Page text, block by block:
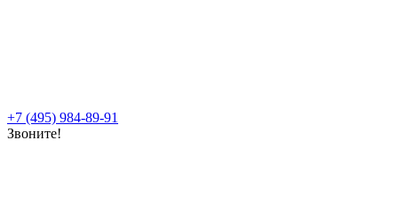
+7 (495) 984-89-91
Звоните!